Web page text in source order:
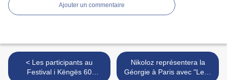
Ajouter un commentaire
< Les participants au
Festival i Këngës 60
Nikoloz représentera la
Géorgie à Paris avec "Let’s